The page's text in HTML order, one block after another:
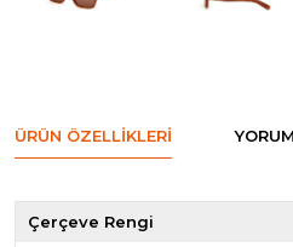
ÜRÜN ÖZELLIKLERI
Çerçeve Rengi